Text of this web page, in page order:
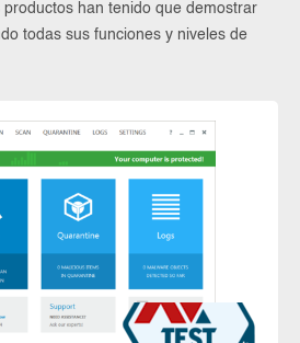
han tenido que demostrar
todas sus funciones y niveles de